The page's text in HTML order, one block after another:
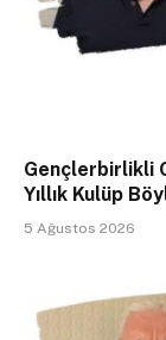
Gençlerbirlikli
Yıllık Kulüp
5 Ağustos 2026